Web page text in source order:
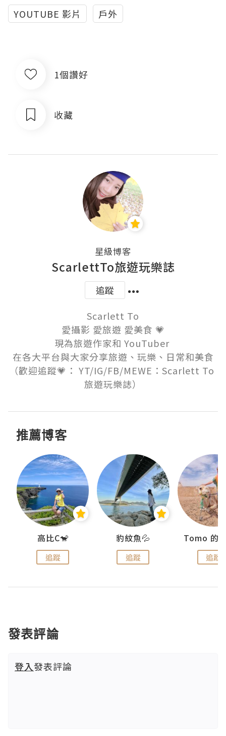
YOUTUBE 影片
戶外
1個讚好
收藏
星級博客
ScarlettTo旅遊玩樂誌
追蹤
Scarlett To
愛攝影 愛旅遊 愛美食 💗
現為旅遊作家和 YouTuber
在各大平台與大家分享旅遊、玩樂、日常和美食
（歡迎追蹤💗： YT/IG/FB/MEWE：Scarlett To
旅遊玩樂誌）
推薦博客
高比C🐒
追蹤
豹紋魚💦
追蹤 追蹤
發表評論
登入發表評論